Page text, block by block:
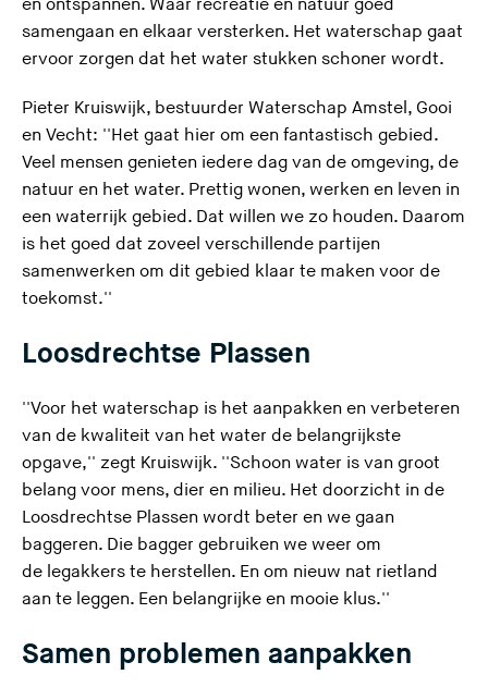
en ontspannen. Waar recreatie en natuur goed
samengaan en elkaar versterken. Het waterschap gaat
ervoor zorgen dat het water stukken schoner wordt.
Pieter Kruiswijk, bestuurder Waterschap Amstel, Gooi
en Vecht: ''Het gaat hier om een fantastisch gebied.
Veel mensen genieten iedere dag van de omgeving, de
natuur en het water. Prettig wonen, werken en leven in
een waterrijk gebied. Dat willen we zo houden. Daarom
is het goed dat zoveel verschillende partijen
samenwerken om dit gebied klaar te maken voor de
toekomst.''
Loosdrechtse Plassen
''Voor het waterschap is het aanpakken en verbeteren
van de kwaliteit van het water de belangrijkste
opgave,'' zegt Kruiswijk. ''Schoon water is van groot
belang voor mens, dier en milieu. Het doorzicht in de
Loosdrechtse Plassen wordt beter en we gaan
baggeren. Die bagger gebruiken we weer om
de legakkers te herstellen. En om nieuw nat rietland
aan te leggen. Een belangrijke en mooie klus.''
Samen problemen aanpakken